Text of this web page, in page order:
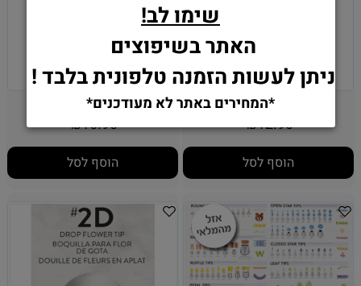
מסמר לפרחים וילטון
₪12.90
הוסף לסל
צנטר 4B - וילטון
₪16.90
הוסף לסל
שימו לב!
האתר בשיפוצים
ניתן לעשות הזמנה טלפונית בלבד !
*המחירים באתר לא מעודכנים*